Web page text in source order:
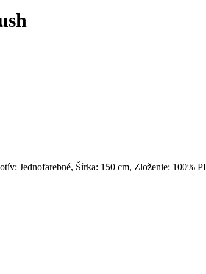
Jednofarebné, Šírka: 150 cm, Zloženie: 100%